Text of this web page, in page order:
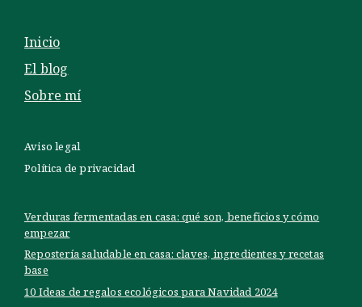
Inicio
El blog
Sobre mí
Aviso legal
Política de privacidad
Verduras fermentadas en casa: qué son, beneficios y cómo
empezar
Repostería saludable en casa: claves, ingredientes y recetas
base
10 Ideas de regalos ecológicos para Navidad 2024